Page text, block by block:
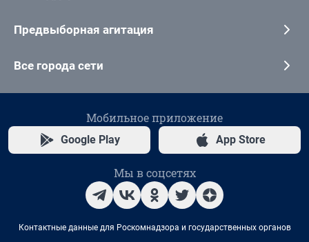
Предвыборная агитация
Все города сети
Мобильное приложение
Google Play App Store
Мы в соцсетях
Контактные данные для Роскомнадзора и государственных органов